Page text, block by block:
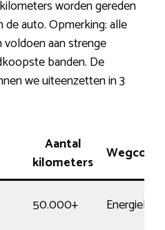
worden gereden
auto. Opmerking: alle
aan strenge
banden. De
we uiteenzetten in 3
Aantal
kilometers
50.000+ Energiek